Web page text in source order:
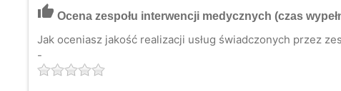
thumb_up Ocena zespołu interwencji medycznych (czas
Jak oceniasz jakość realizacji usług świadczonych przez
-